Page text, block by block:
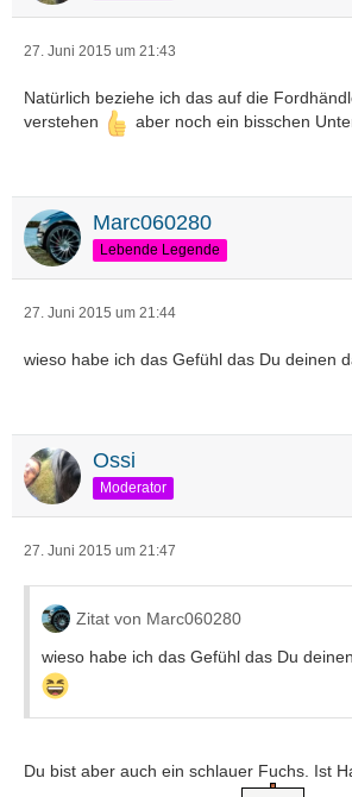
27. Juni 2015 um 21:43
Natürlich beziehe ich das auf die
verstehen
aber noch ein bisschen
Marc060280
Lebende Legende
27. Juni 2015 um 21:44
wieso habe ich das Gefühl das Du deinen
Ossi
Moderator
27. Juni 2015 um 21:47
Zitat von Marc060280
wieso habe ich das Gefühl das Du
Du bist aber auch ein schlauer Fuchs. Ist